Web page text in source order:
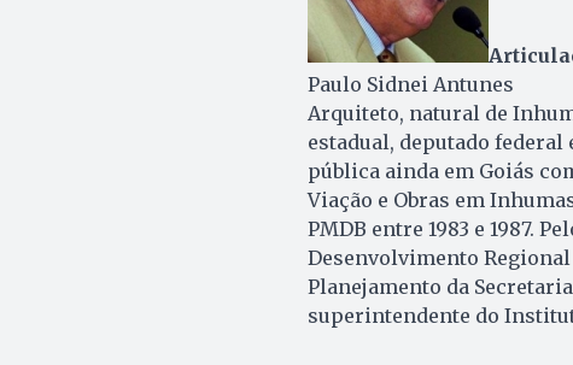
Paulo Sidnei Antunes
Arquiteto, natural de
estadual, deputado
pública ainda em Goiás
Viação e Obras em
PMDB entre 1983 e 1987.
Desenvolvimento
Planejamento da
superintendente do